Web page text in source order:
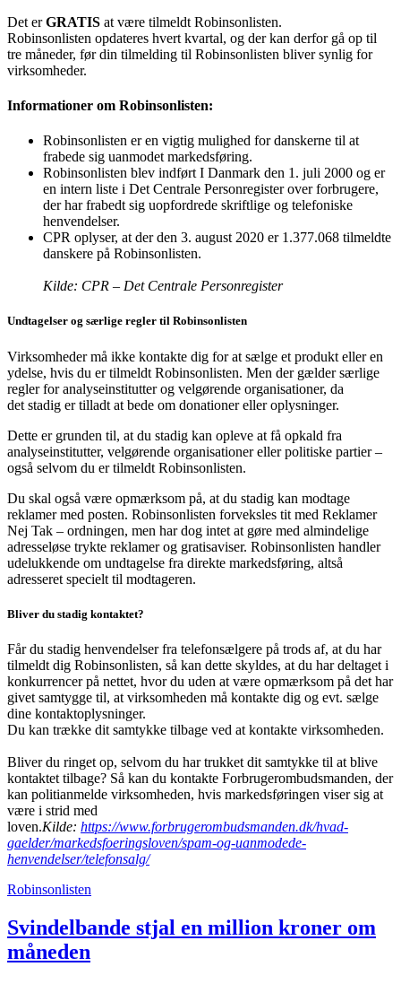
Det erGRATIS at være tilmeldt Robinsonlisten.
Robinsonlisten opdateres hvert kvartal, og der kan derfor gå op til
tre måneder, før din tilmelding til Robinsonlisten bliver synlig for
virksomheder.
Informationer om Robinsonlisten:
Robinsonlisten er en vigtig mulighed for danskerne til at
frabede sig uanmodet markedsføring.
Robinsonlisten blev indført I Danmark den 1. juli 2000 og er
en intern liste i Det Centrale Personregister over forbrugere,
der har frabedt sig uopfordrede skriftlige og telefoniske
henvendelser.
CPR oplyser, at der den 3. august 2020 er 1.377.068 tilmeldte
danskere på Robinsonlisten.
Kilde: CPR – Det Centrale Personregister
Undtagelser og særlige regler til Robinsonlisten
Virksomheder må ikke kontakte dig for at sælge et produkt eller en
ydelse, hvis du er tilmeldt Robinsonlisten. Men der gælder særlige
regler for analyseinstitutter og velgørende organisationer, da
det stadig er tilladt at bede om donationer eller oplysninger.
Dette er grunden til, at du stadig kan opleve at få opkald fra
analyseinstitutter, velgørende organisationer eller politiske partier –
også selvom du er tilmeldt Robinsonlisten.
Du skal også være opmærksom på, at du stadig kan modtage
reklamer med posten. Robinsonlisten forveksles tit med Reklamer
Nej Tak – ordningen, men har dog intet at gøre med almindelige
adresseløse trykte reklamer og gratisaviser. Robinsonlisten handler
udelukkende om undtagelse fra direkte markedsføring, altså
adresseret specielt til modtageren.
Bliver du stadig kontaktet?
Får du stadig henvendelser fra telefonsælgere på trods af, at du har
tilmeldt dig Robinsonlisten, så kan dette skyldes, at du har deltaget i
konkurrencer på nettet, hvor du uden at være opmærksom på det har
givet samtygge til, at virksomheden må kontakte dig og evt. sælge
dine kontaktoplysninger.
Du kan trække dit samtykke tilbage ved at kontakte virksomheden.
Bliver du ringet op, selvom du har trukket dit samtykke til at blive
kontaktet tilbage? Så kan du kontakte Forbrugerombudsmanden, der
kan politianmelde virksomheden, hvis markedsføringen viser sig at
være i strid med
loven.Kilde: https://www.forbrugerombudsmanden.dk/hvad-
gaelder/markedsfoeringsloven/spam-og-uanmodede-
henvendelser/telefonsalg/
Robinsonlisten
Svindelbande stjal en million kroner om
måneden